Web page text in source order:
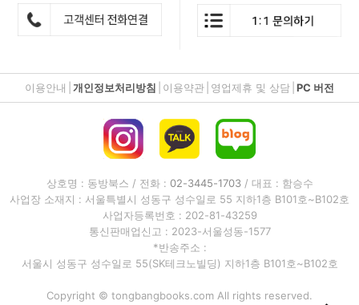
이용안내 개인정보처리방침 이용약관 영업제휴 및 상담 PC 버전
상호명 : 동방북스 / 전화 : 02-3445-1703/ 대표 : 함승수
사업장 소재지 : 서울특별시 성동구 성수일로 55 지하1층 B101호~B102호
사업자등록번호 : 202-81-43259
통신판매업신고 : 2023-서울성동-1577
*반송주소 :
서울시 성동구 성수일로 55(SK테크노빌딩) 지하1층 B101호~B102호
Copyright © tongbangbooks.com All rights reserved.